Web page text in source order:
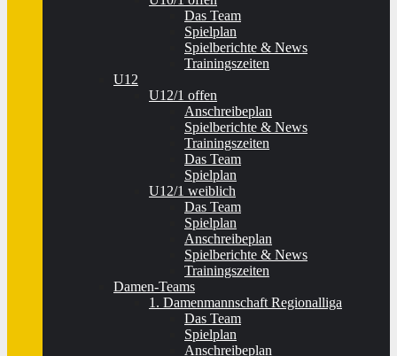
Das Team
Spielplan
Spielberichte & News
Trainingszeiten
U12
U12/1 offen
Anschreibeplan
Spielberichte & News
Trainingszeiten
Das Team
Spielplan
U12/1 weiblich
Das Team
Spielplan
Anschreibeplan
Spielberichte & News
Trainingszeiten
Damen-Teams
1. Damenmannschaft Regionalliga
Das Team
Spielplan
Anschreibeplan